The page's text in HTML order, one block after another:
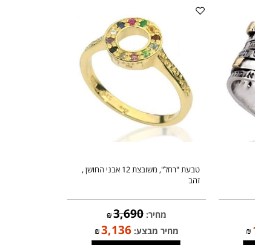
מחיר מבצע: ₪434
פרטים נוספים